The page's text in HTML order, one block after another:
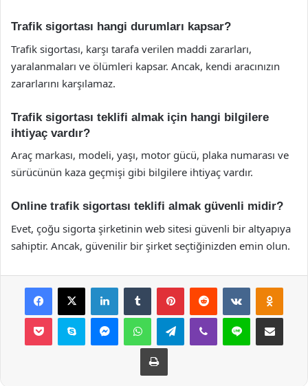
Trafik sigortası hangi durumları kapsar?
Trafik sigortası, karşı tarafa verilen maddi zararları,
yaralanmaları ve ölümleri kapsar. Ancak, kendi aracınızın
zararlarını karşılamaz.
Trafik sigortası teklifi almak için hangi bilgilere
ihtiyaç vardır?
Araç markası, modeli, yaşı, motor gücü, plaka numarası ve
sürücünün kaza geçmişi gibi bilgilere ihtiyaç vardır.
Online trafik sigortası teklifi almak güvenli midir?
Evet, çoğu sigorta şirketinin web sitesi güvenli bir altyapıya
sahiptir. Ancak, güvenilir bir şirket seçtiğinizden emin olun.
Facebook
X LinkedInTumblr PinterestReddit VKontakte
Pocket Skype MessengerWhatsAppTelegramViber Line E-Posta ile
Yazdır